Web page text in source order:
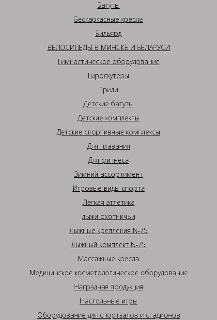
Батуты
Бескаркасные кресла
Бильярд
ВЕЛОСИПЕДЫ В МИНСКЕ И БЕЛАРУСИ
Гимнастическое оборудование
Гироскутеры
Грили
Детские батуты
Детские комплекты
Детские спортивные комплексы
Для плавания
Для фитнеса
Зимний ассортимент
Игровые виды спорта
Легкая атлетика
лыжи охотничьи
Лыжные крепления N-75
Лыжный комплект N-75
Массажные кресла
Медицинское косметологическое оборудование
Наградная продукция
Настольные игры
Оборудование для спортзалов и стадионов